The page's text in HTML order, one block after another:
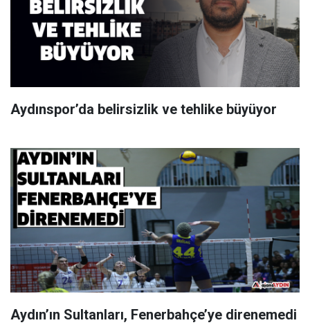
Aydınspor’da belirsizlik ve tehlike büyüyor
Aydın’ın Sultanları, Fenerbahçe’ye direnemedi